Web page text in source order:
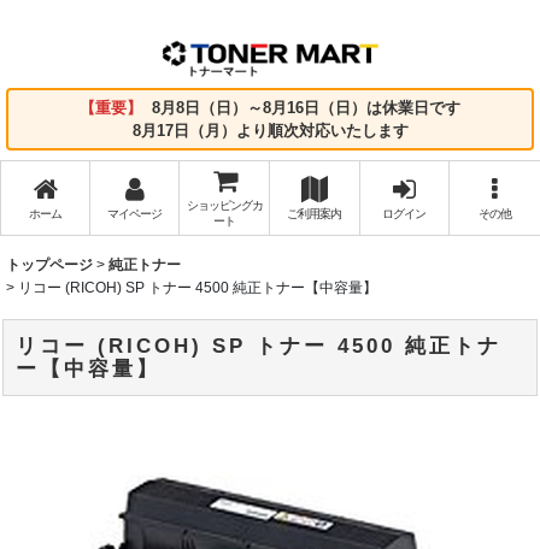
【重要】
8月8日（日）～8月16日（日）は休業日です
8月17日（月）より順次対応いたします
ホーム マイページ
ショッピングカ
ート
ご利用案内 ログイン その他
トップページ > 純正トナー
> リコー (RICOH) SP トナー 4500 純正トナー【中容量】
リコー (RICOH) SP トナー 4500 純正トナ
ー【中容量】